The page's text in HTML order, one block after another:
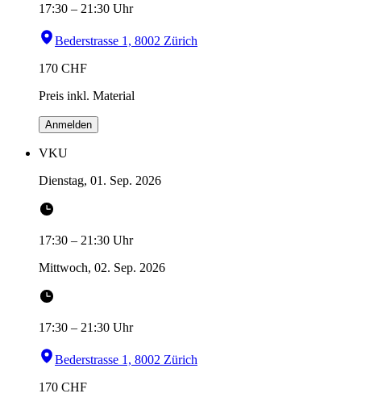
17:30 – 21:30 Uhr
Bederstrasse 1, 8002 Zürich
170 CHF
Preis inkl. Material
Anmelden
VKU
Dienstag, 01. Sep. 2026
17:30 – 21:30 Uhr
Mittwoch, 02. Sep. 2026
17:30 – 21:30 Uhr
Bederstrasse 1, 8002 Zürich
170 CHF